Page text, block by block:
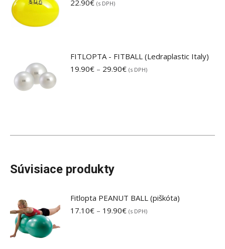
22.90€ (s DPH)
FITLOPTA - FITBALL (Ledraplastic Italy)
19.90€ – 29.90€Price
(s DPH)
Súvisiace produkty
Fitlopta PEANUT BALL (piškóta)
17.10€ – 19.90€Price
(s DPH)